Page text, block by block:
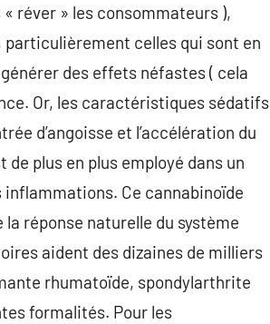
réver » les consommateurs ),
particulièrement celles qui sont en
des effets néfastes ( cela
Or, les caractéristiques sédatifs
d’angoisse et l’accélération du
plus en plus employé dans un
inflammations. Ce cannabinoïde
réponse naturelle du système
aident des dizaines de milliers
rhumatoïde, spondylarthrite
formalités. Pour les